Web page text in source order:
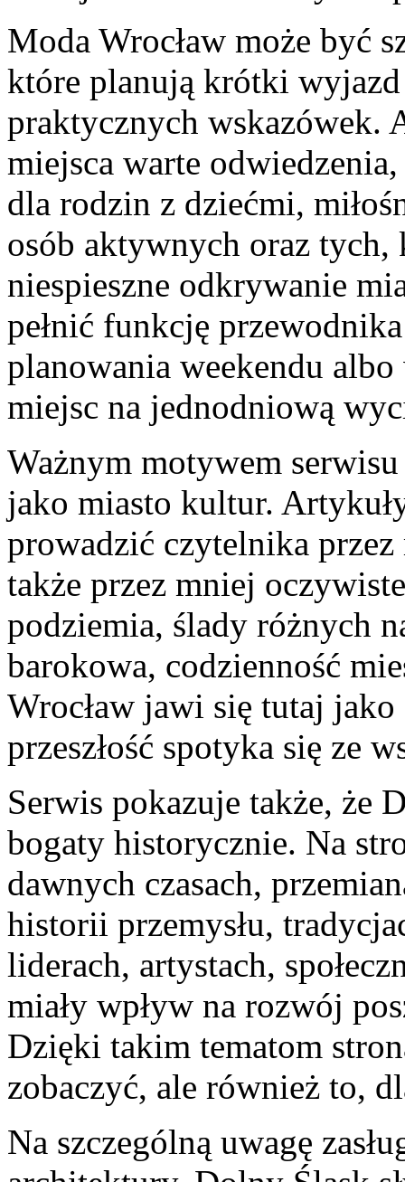
Moda Wrocław może być
które planują krótki
praktycznych wskazówek.
miejsca warte
dla rodzin z dziećmi,
osób aktywnych oraz
niespieszne odkrywanie
pełnić funkcję
planowania weekendu
miejsc na jednodniową
Ważnym motywem
jako miasto kultur.
prowadzić czytelnika przez
także przez mniej
podziemia, ślady różnych
barokowa, codzienność
Wrocław jawi się tutaj
przeszłość spotyka się ze
Serwis pokazuje także, że
bogaty historycznie. Na
dawnych czasach,
historii przemysłu,
liderach, artystach,
miały wpływ na rozwój
Dzięki takim tematom
zobaczyć, ale również to,
Na szczególną uwagę